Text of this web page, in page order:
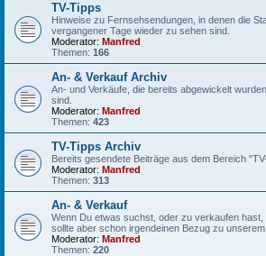
TV-Tipps
Hinweise zu Fernsehsendungen, in denen die
vergangener Tage wieder zu sehen sind.
Moderator: Manfred
Themen: 166
An- & Verkauf Archiv
An- und Verkäufe, die bereits abgewickelt
sind.
Moderator: Manfred
Themen: 423
TV-Tipps Archiv
Bereits gesendete Beiträge aus dem Bereich
Moderator: Manfred
Themen: 313
An- & Verkauf
Wenn Du etwas suchst, oder zu verkaufen hast,
sollte aber schon irgendeinen Bezug zu unserem
Moderator: Manfred
Themen: 220